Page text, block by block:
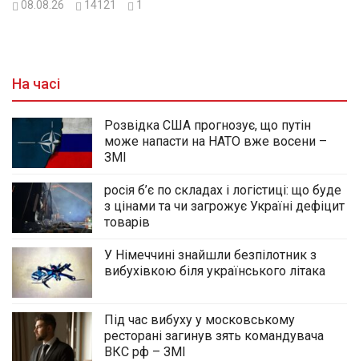
08.08.26 14121 1
На часі
Розвідка США прогнозує, що путін
може напасти на НАТО вже восени –
ЗМІ
росія б’є по складах і логістиці: що буде
з цінами та чи загрожує Україні дефіцит
товарів
У Німеччині знайшли безпілотник з
вибухівкою біля українського літака
Під час вибуху у московському
ресторані загинув зять командувача
ВКС рф – ЗМІ